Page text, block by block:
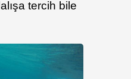
tercih bile